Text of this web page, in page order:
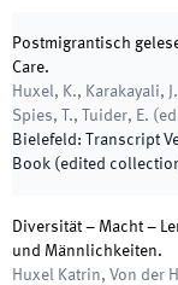
Postmigrantisch
Care.
Huxel, K., Karakayali,
Spies, T., Tuider, E. (
Bielefeld: Transcript
Book (edited
Diversität – Macht –
und Männlichkeiten.
Huxel Katrin, Von der